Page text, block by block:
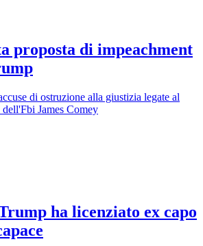
proposta di impeachment
di ostruzione alla giustizia legate al
James Comey
ha licenziato ex capo